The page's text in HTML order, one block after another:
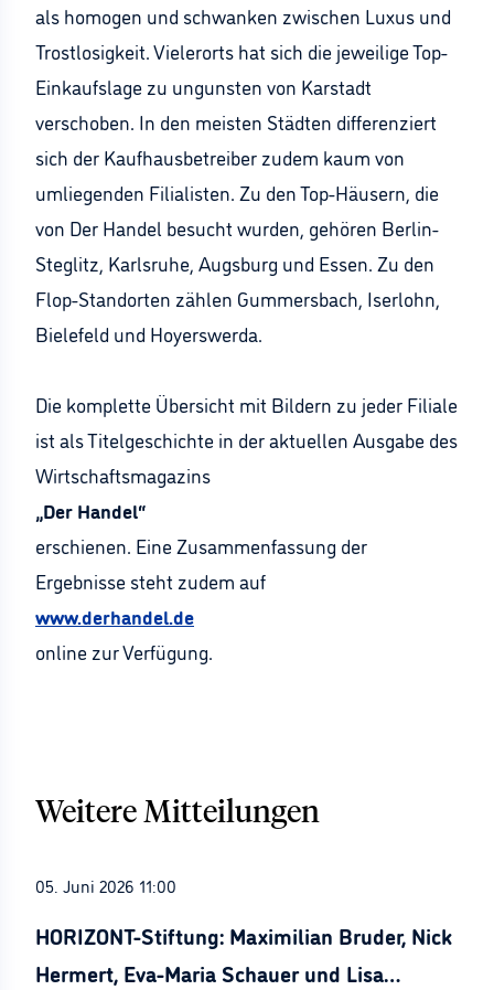
als homogen und schwanken zwischen Luxus und
Trostlosigkeit. Vielerorts hat sich die jeweilige Top-
Einkaufslage zu ungunsten von Karstadt
verschoben. In den meisten Städten differenziert
sich der Kaufhausbetreiber zudem kaum von
umliegenden Filialisten. Zu den Top-Häusern, die
von Der Handel besucht wurden, gehören Berlin-
Steglitz, Karlsruhe, Augsburg und Essen. Zu den
Flop-Standorten zählen Gummersbach, Iserlohn,
Bielefeld und Hoyerswerda.
Die komplette Übersicht mit Bildern zu jeder Filiale
ist als Titelgeschichte in der aktuellen Ausgabe des
Wirtschaftsmagazins
„Der Handel“
erschienen. Eine Zusammenfassung der
Ergebnisse steht zudem auf
www.derhandel.de
online zur Verfügung.
Weitere Mitteilungen
05. Juni 2026 11:00
HORIZONT-Stiftung: Maximilian Bruder, Nick
Hermert, Eva-Maria Schauer und Lisa